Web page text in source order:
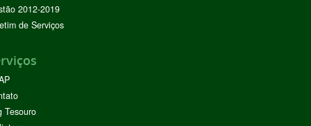
2012-2019
de Serviços
Tesouro